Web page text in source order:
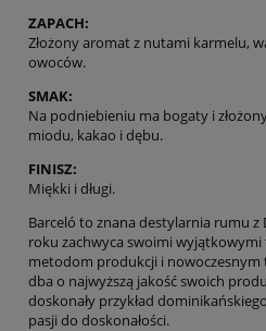
ZAPACH:
Złożony aromat z nutami karmelu,
owoców.
SMAK:
Na podniebieniu ma bogaty i
miodu, kakao i dębu.
FINISZ:
Miękki i długi.
Barceló to znana destylarnia rumu
roku zachwyca swoimi
metodom produkcji i nowoczesnym
dba o najwyższą jakość swoich
doskonały przykład
pasji do doskonałości.